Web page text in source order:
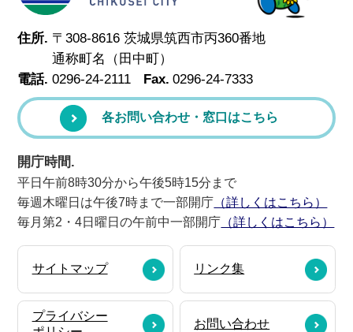
住所. 〒308-8616 茨城県筑西市丙360番地
通称町名（田中町）
電話. 0296-24-2111 Fax. 0296-24-7333
各お問い合わせ・窓口はこちら
開庁時間.
平日午前8時30分から午後5時15分まで
毎週木曜日は午後7時まで一部開庁 （詳しくはこちら）
毎月第2・4日曜日の午前中一部開庁 （詳しくはこちら）
サイトマップ リンク集
プライバシー
お問い合わせ